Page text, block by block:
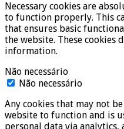
Necessary cookies are
to function properly. This
that ensures basic
the website. These cookies
information.
Não necessário
Não necessário
Any cookies that may not
website to function and is
personal data via